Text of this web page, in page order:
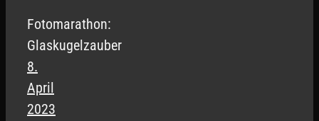
Fotomarathon:
Glaskugelzauber
8.
April
2023